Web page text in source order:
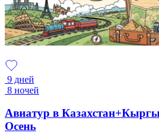
9 дней
8 ночей
Авиатур в
Осень